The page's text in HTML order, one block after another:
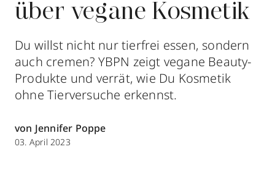
Aktionen
Storefinder
über vegane Kosmetik
Du willst nicht nur tierfrei essen, sondern
auch cremen? YBPN zeigt vegane Beauty-
Produkte und verrät, wie Du Kosmetik
ohne Tierversuche erkennst.
von Jennifer Poppe
03. April 2023